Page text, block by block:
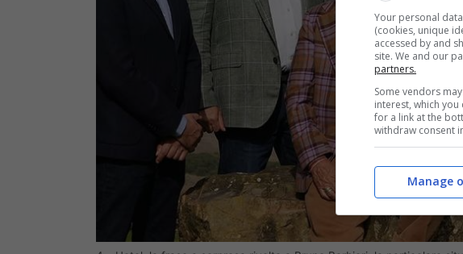
Your personal
(cookies, unique
accessed by and
site. We and our
partners.
Some vendors
interest, which
for a link at the
withdraw consent
Manage